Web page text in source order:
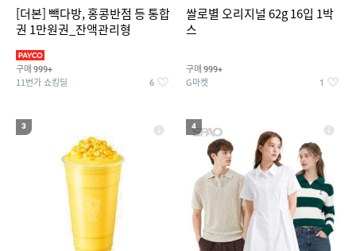
[더본] 빽다방, 홍콩반점 등 통합
권 1만원권_잔액관리형
구매 999+
11번가 쇼킹딜 6
쌀로별 오리지널 62g 16입 1박
스
구매 999+
G마켓 1
3 4